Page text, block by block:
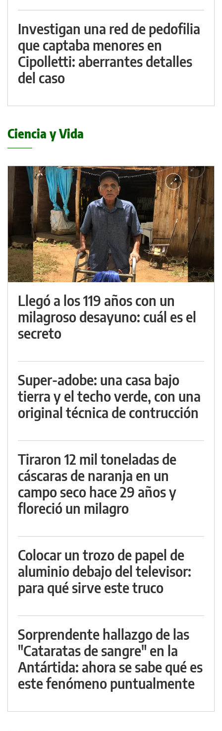
Investigan una red de pedofilia
que captaba menores en
Cipolletti: aberrantes detalles
del caso
Ciencia y Vida
Llegó a los 119 años con un
milagroso desayuno: cuál es el
secreto
Super-adobe: una casa bajo
tierra y el techo verde, con una
original técnica de contrucción
Tiraron 12 mil toneladas de
cáscaras de naranja en un
campo seco hace 29 años y
floreció un milagro
Colocar un trozo de papel de
aluminio debajo del televisor:
para qué sirve este truco
Sorprendente hallazgo de las
"Cataratas de sangre" en la
Antártida: ahora se sabe qué es
este fenómeno puntualmente